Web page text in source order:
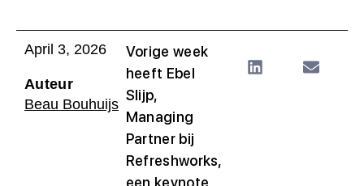
April 3, 2026
Auteur
Beau Bouhuijs
Vorige week
heeft Ebel
Slijp,
Managing
Partner bij
Refreshworks,
een keynote